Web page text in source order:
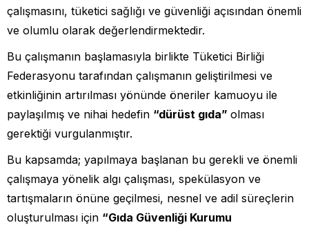
çalışmasını, tüketici sağlığı ve güvenliği açısından önemli
ve olumlu olarak değerlendirmektedir.
Bu çalışmanın başlamasıyla birlikte Tüketici Birliği
Federasyonu tarafından çalışmanın geliştirilmesi ve
etkinliğinin artırılması yönünde öneriler kamuoyu ile
paylaşılmış ve nihai hedefin “dürüst gıda” olması
gerektiği vurgulanmıştır.
Bu kapsamda; yapılmaya başlanan bu gerekli ve önemli
çalışmaya yönelik algı çalışması, spekülasyon ve
tartışmaların önüne geçilmesi, nesnel ve adil süreçlerin
oluşturulması için “Gıda Güvenliği Kurumu